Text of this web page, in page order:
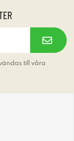
till våra